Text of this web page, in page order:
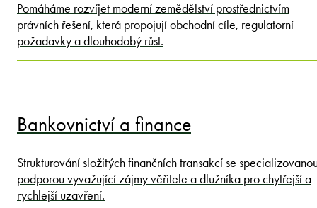
Pomáháme rozvíjet moderní zemědělství prostřednictvím
právních řešení, která propojují obchodní cíle, regulatorní
požadavky a dlouhodobý růst.
Bankovnictví a finance
Strukturování složitých finančních transakcí se
podporou vyvažující zájmy věřitele a dlužníka pro chytřejší a
rychlejší uzavření.